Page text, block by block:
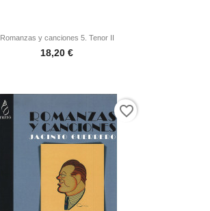
Romanzas y canciones 5. Tenor II
Precio
18,20 €
favorite_border